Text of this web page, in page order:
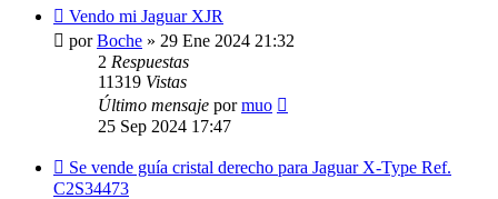
Vendo mi Jaguar XJR
porBoche » 29 Ene 2024 21:32
2 Respuestas
11319 Vistas
Último mensaje pormuo
25 Sep 2024 17:47
Se vende guía cristal derecho para Jaguar X-Type Ref.
C2S34473